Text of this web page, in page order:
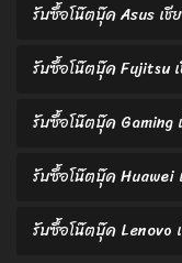
รับซื้อโน๊ตบุ๊ค Asus เชี
รับซื้อโน๊ตบุ๊ค Fujitsu
รับซื้อโน๊ตบุ๊ค Gaming
รับซื้อโน๊ตบุ๊ค Huawei
รับซื้อโน๊ตบุ๊ค Lenovo